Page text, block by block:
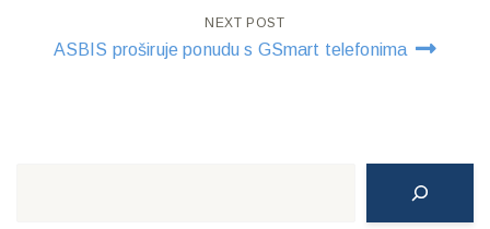
NEXT POST
ASBIS proširuje ponudu s GSmart telefonima